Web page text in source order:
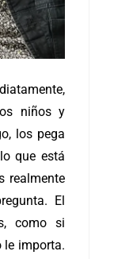
niños y
los pega
que está
realmente
El
como si
le importa.